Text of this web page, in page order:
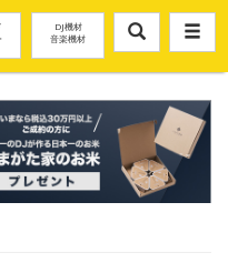
DJ機材
音楽機材